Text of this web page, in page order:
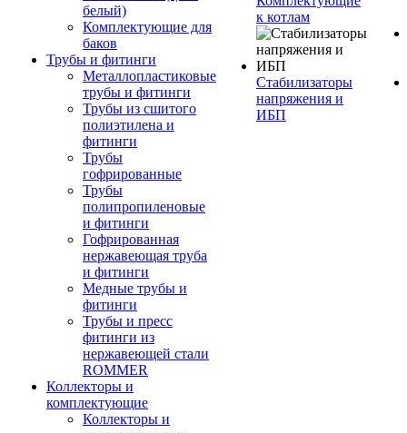
белый)
Комплектующие для
баков
Трубы и фитинги
Металлопластиковые
трубы и фитинги
Трубы из сшитого
полиэтилена и
фитинги
Трубы
гофрированные
Трубы
полипропиленовые
и фитинги
Гофрированная
нержавеющая труба
и фитинги
Медные трубы и
фитинги
Трубы и пресс
фитинги из
нержавеющей стали
ROMMER
Коллекторы и
комплектующие
Коллекторы и
к котлам
Стабилизаторы
напряжения и
ИБП